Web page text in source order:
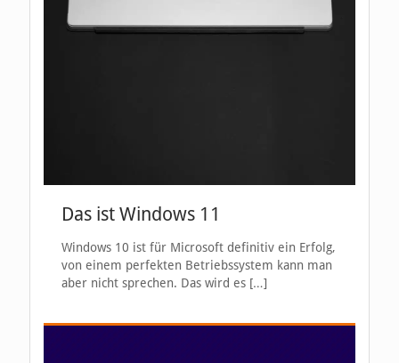
Das ist Windows 11
Windows 10 ist für Microsoft definitiv ein Erfolg,
von einem perfekten Betriebssystem kann man
aber nicht sprechen. Das wird es […]